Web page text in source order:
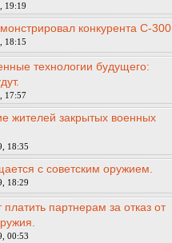
19:19
конкурента С-300.
18:15
технологии будущего:
17:57
жителей закрытых военных
18:35
с советским оружием.
18:29
партнерам за отказ от
00:53